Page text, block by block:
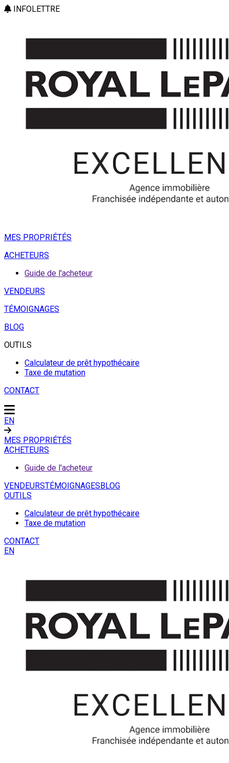
INFOLETTRE
MES PROPRIÉTÉS
ACHETEURS
Guide de l'acheteur
VENDEURS
TÉMOIGNAGES
BLOG
OUTILS
Calculateur de prêt hypothécaire
Taxe de mutation
CONTACT
EN
MES PROPRIÉTÉS
ACHETEURS
Guide de l'acheteur
VENDEURSTÉMOIGNAGESBLOG
OUTILS
Calculateur de prêt hypothécaire
Taxe de mutation
CONTACT
EN